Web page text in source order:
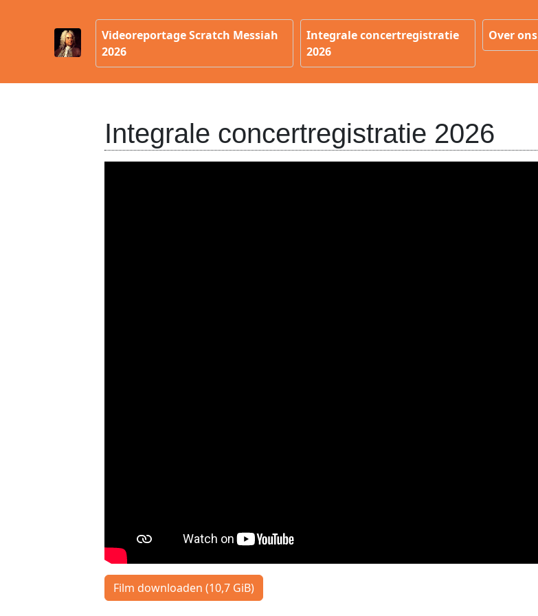
Videoreportage Scratch Messiah
2026
Integrale concertregistratie
2026
Over ons
Integrale concertregistratie 2026
Film downloaden (10,7 GiB)